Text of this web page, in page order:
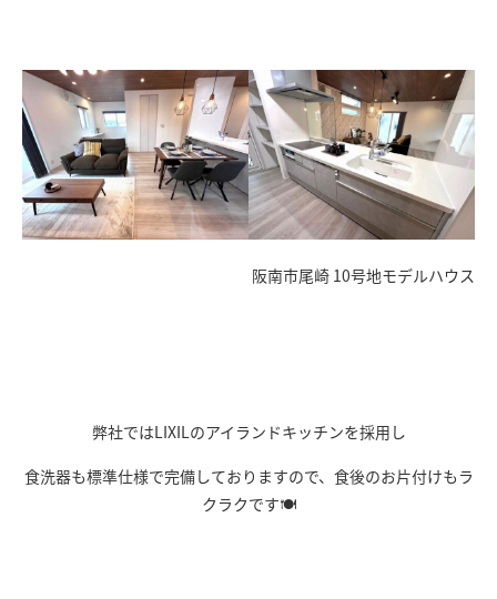
阪南市尾崎 10号地モデルハウス
弊社ではLIXILのアイランドキッチンを採用し
食洗器も標準仕様で完備しておりますので、食後のお片付けもラ
クラクです🍽️